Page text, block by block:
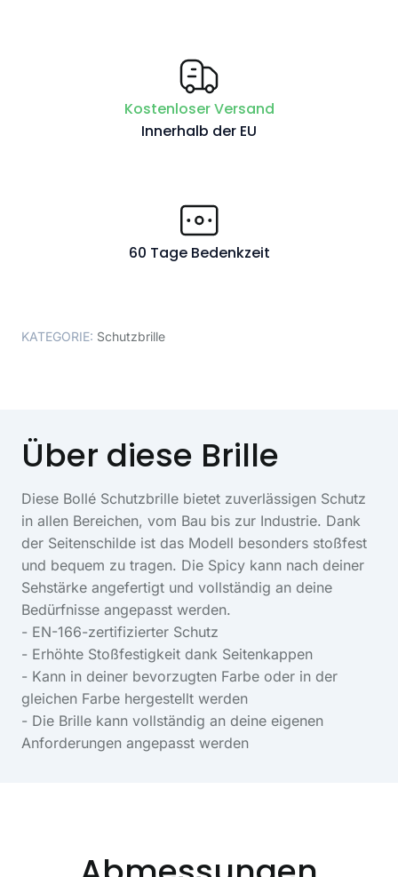
Kostenloser Versand
Innerhalb der EU
60 Tage Bedenkzeit
KATEGORIE: Schutzbrille
Über diese Brille
Diese Bollé Schutzbrille bietet zuverlässigen Schutz
in allen Bereichen, vom Bau bis zur Industrie. Dank
der Seitenschilde ist das Modell besonders stoßfest
und bequem zu tragen. Die Spicy kann nach deiner
Sehstärke angefertigt und vollständig an deine
Bedürfnisse angepasst werden.
- EN-166-zertifizierter Schutz
- Erhöhte Stoßfestigkeit dank Seitenkappen
- Kann in deiner bevorzugten Farbe oder in der
gleichen Farbe hergestellt werden
- Die Brille kann vollständig an deine eigenen
Anforderungen angepasst werden